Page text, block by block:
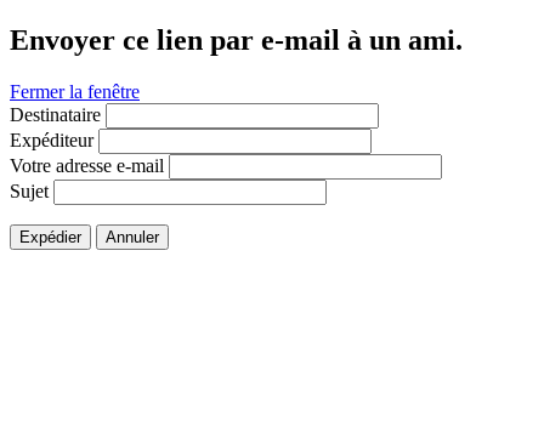
Envoyer ce lien par e-mail à un ami.
Fermer la fenêtre
Destinataire
Expéditeur
Votre adresse e-mail
Sujet
Expédier Annuler